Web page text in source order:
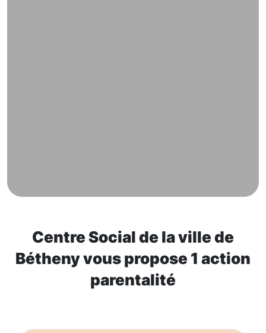
Centre Social de la ville de
Bétheny vous propose 1 action
parentalité